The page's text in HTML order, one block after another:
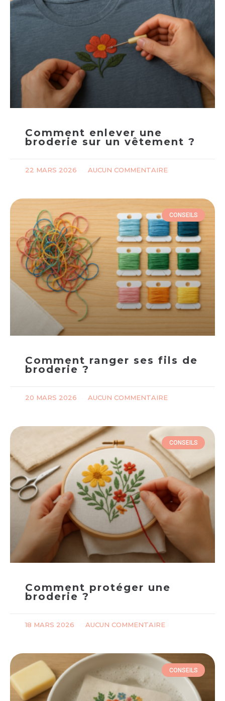
Comment enlever une
broderie sur un vêtement ?
22 MARS 2026 AUCUN COMMENTAIRE
CONSEILS
Comment ranger ses fils de
broderie ?
20 MARS 2026 AUCUN COMMENTAIRE
CONSEILS
Comment protéger une
broderie ?
18 MARS 2026 AUCUN COMMENTAIRE
CONSEILS